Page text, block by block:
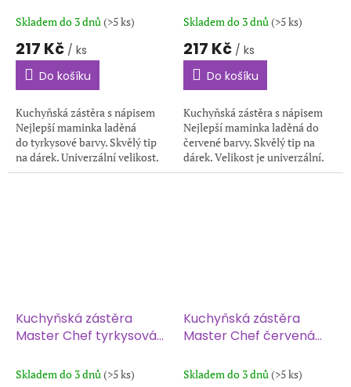
Skladem do 3 dnů(>5 ks)
217 Kč / ks
Do košíku
Kuchyňská zástěra s nápisem
Nejlepší maminka laděná
do tyrkysové barvy. Skvělý tip
na dárek. Univerzální velikost.
Skladem do 3 dnů(>5 ks)
217 Kč / ks
Do košíku
Kuchyňská zástěra s nápisem
Nejlepší maminka laděná do
červené barvy. Skvělý tip na
dárek. Velikost je univerzální.
Kuchyňská zástěra
Master Chef tyrkysová
Skladem do 3 dnů (>5 ks)
Kuchyňská zástěra
Master Chef červená
Skladem do 3 dnů (>5 ks)